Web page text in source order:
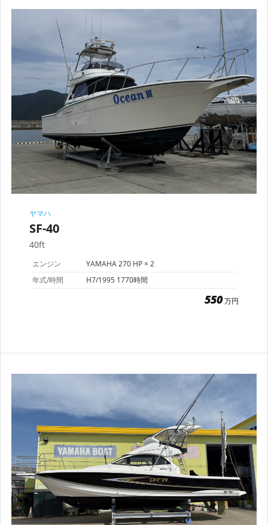
ヤマハ
SF-40
40ft
エンジン
YAMAHA 270 HP × 2
年式/時間
H7/1995 1770時間
550万円